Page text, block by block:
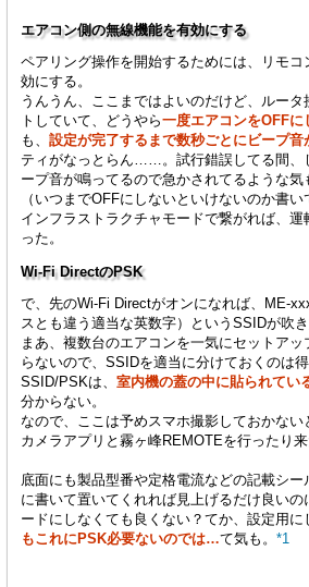
エアコン側の無線機能を有効にする
ペアリング操作を開始するためには、リモ
効にする。
うんうん、ここまではよいのだけど、ルータ
トしていて、どうやら一度エアコンをOFFに
も、 設定が完了するまで数秒ごとにビープ音
ティがなっとらん……。試行錯誤してる間、
ープ音が鳴ってるので急かされてるような気
（いつまでOFFにしないといけないのか書
インフラストラクチャモードで繋がれば、
った。
Wi-Fi DirectのPSK
で、先のWi-Fi Directがオンになれば、ME-
スとも違う適当な英数字）というSSIDが吹き
まあ、複数台のエアコンを一気にセットア
らないので、SSIDを適当に分けておくのは
SSID/PSKは、 室内機の蓋の中に貼られてい
分からない。
なので、ここは予めスマホ撮影しておかない
カメラアプリと霧ヶ峰REMOTEを行ったり来
底面にも製品型番や定格電流などの記載シー
に書いて置いてくれれば見上げるだけ良いの
ードにしなくても良くない？てか、設定用に
もこれにPSK必要ないのでは…て気も。 *1